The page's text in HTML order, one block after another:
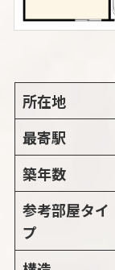
所在地
最寄駅
築年数
参考部屋タイ
プ